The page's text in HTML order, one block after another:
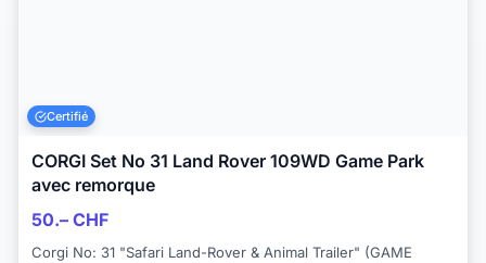
Certifié
CORGI Set No 31 Land Rover 109WD Game Park
avec remorque
50.– CHF
Corgi No: 31 "Safari Land-Rover & Animal Trailer" (GAME